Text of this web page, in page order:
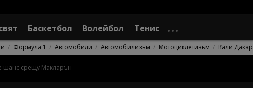
Баскетбол Волейбол Тенис
Формула 1 Автомобили Автомобилизъм Мотоциклетизъм Рали Дакар
шанс срещу Макларън